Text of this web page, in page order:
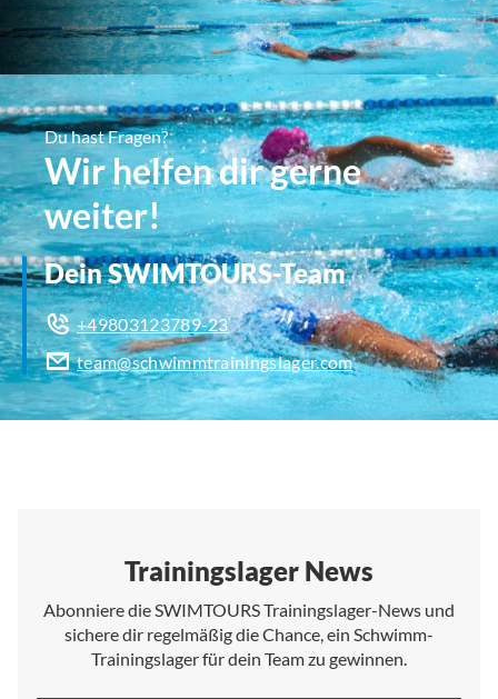
Du hast Fragen?
Wir helfen dir gerne
weiter!
Dein SWIMTOURS-Team
+49803123789-23
team@schwimmtrainingslager.com
Trainingslager News
Abonniere die SWIMTOURS Trainingslager-News und
sichere dir regelmäßig die Chance, ein Schwimm-
Trainingslager für dein Team zu gewinnen.